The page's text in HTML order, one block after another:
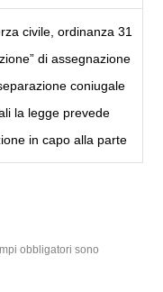
civile, ordinanza 31
di assegnazione
coniugale
la legge prevede
in capo alla parte
obbligatori sono